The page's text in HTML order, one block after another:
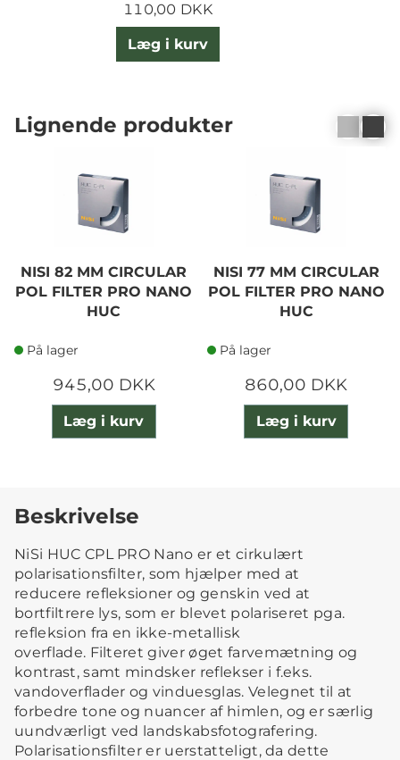
110,00 DKK
Læg i kurv
Lignende produkter
NISI 82 MM CIRCULAR
POL FILTER PRO NANO
HUC
På lager
945,00 DKK
Læg i kurv
NISI 77 MM CIRCULAR
POL FILTER PRO NANO
HUC
På lager
860,00 DKK
Læg i kurv
Beskrivelse
NiSi HUC CPL PRO Nano er et cirkulært
polarisationsfilter, som hjælper med at
reducere refleksioner og genskin ved at
bortfiltrere lys, som er blevet polariseret pga.
refleksion fra en ikke-metallisk
overflade. Filteret giver øget farvemætning og
kontrast, samt mindsker reflekser i f.eks.
vandoverflader og vinduesglas. Velegnet til at
forbedre tone og nuancer af himlen, og er særlig
uundværligt ved landskabsfotografering.
Polarisationsfilter er uerstatteligt, da dette